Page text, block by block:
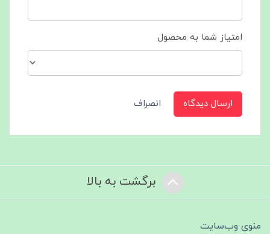
امتیاز شما به محصول
ارسال دیدگاه انصراف
برگشت به بالا
منوی وب‌سایت